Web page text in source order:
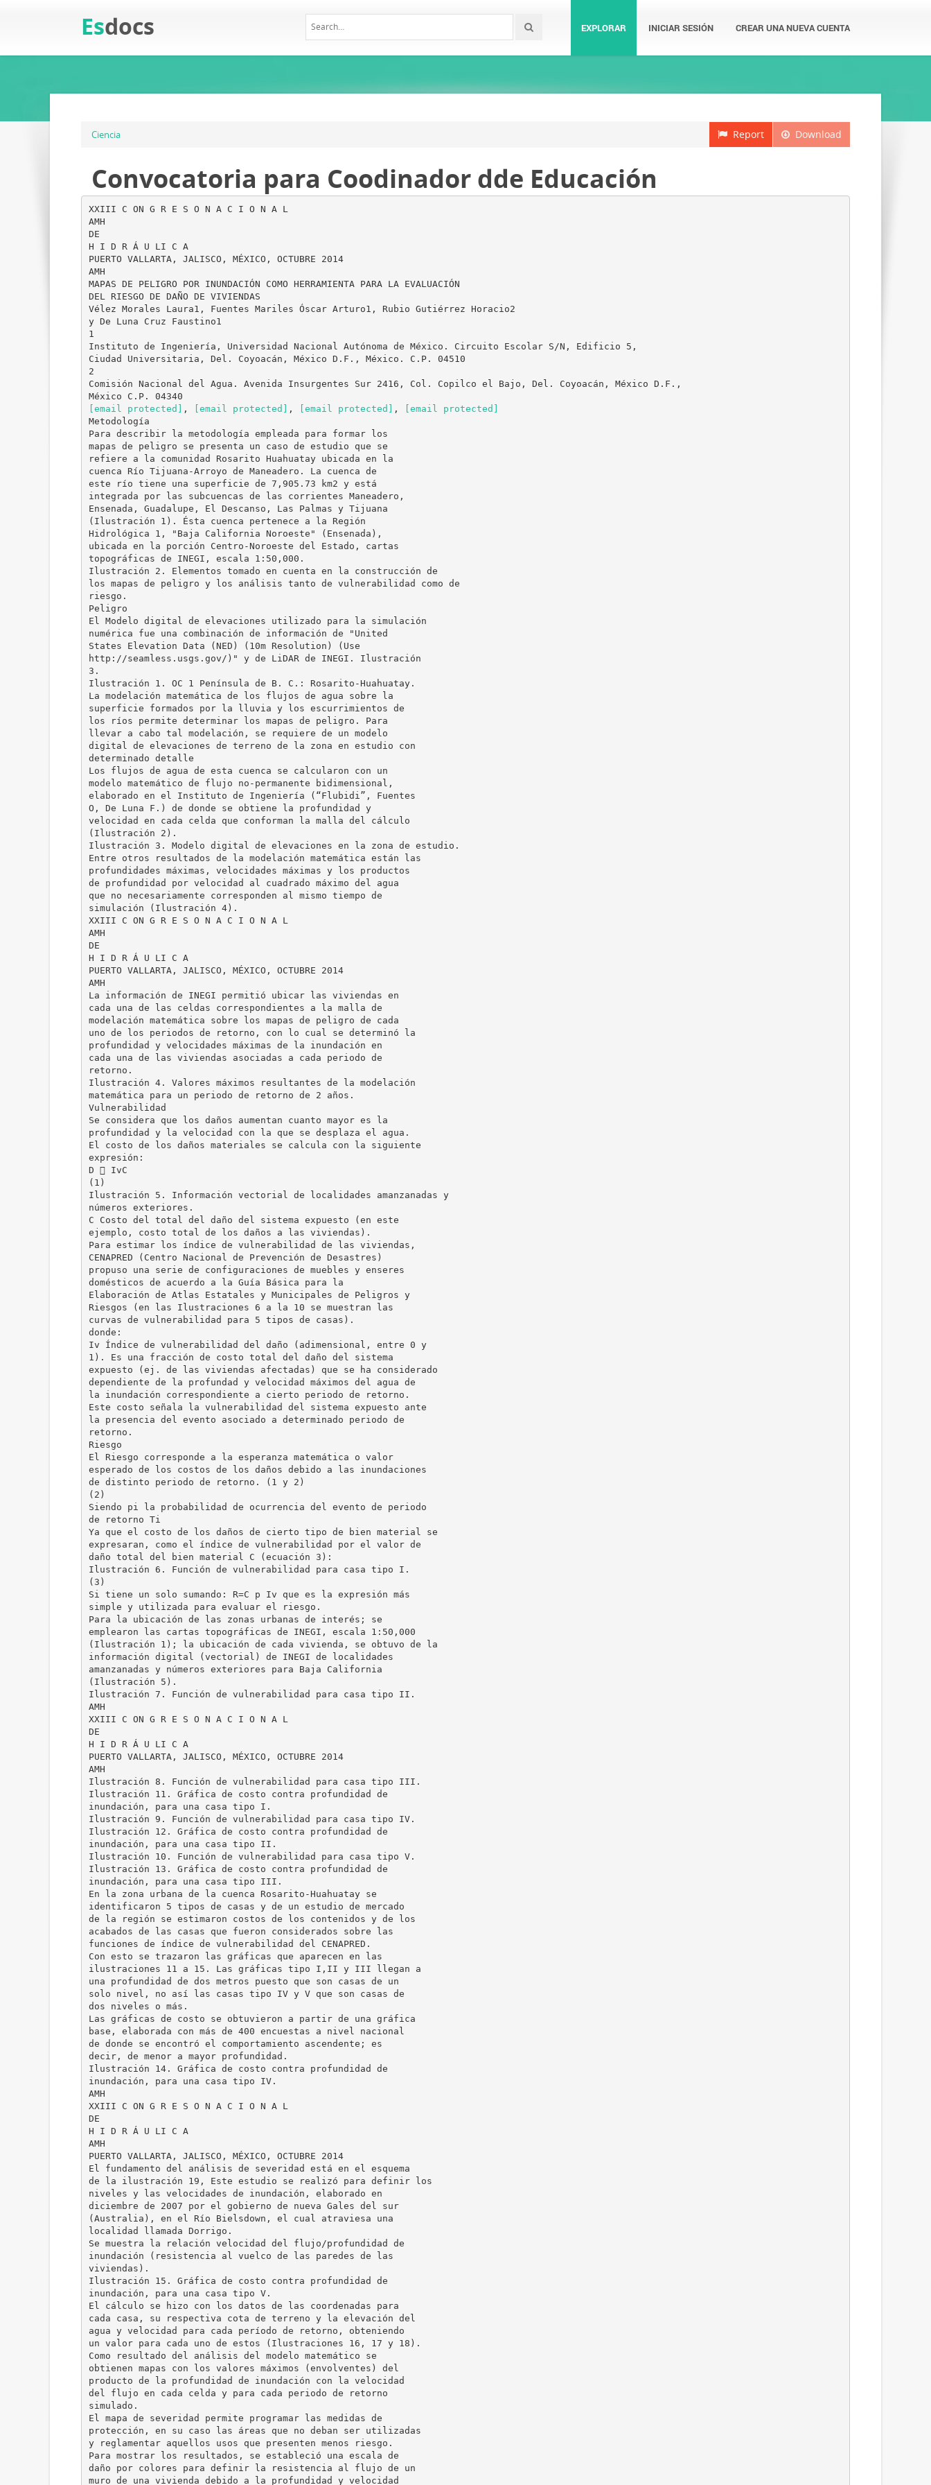
Esdocs EXPLORAR INICIAR SESIÓN CREAR UNA NUEVA CUENTA
Download
Report
Ciencia
Convocatoria para Coodinador dde Educación
XXIII C ON G R E S O N A C I O N A L
AMH
DE
H I D R Á U LI C A
PUERTO VALLARTA, JALISCO, MÉXICO, OCTUBRE 2014
AMH
MAPAS DE PELIGRO POR INUNDACIÓN COMO HERRAMIENTA PARA LA EVALUACIÓN
DEL RIESGO DE DAÑO DE VIVIENDAS
Vélez Morales Laura1, Fuentes Mariles Óscar Arturo1, Rubio Gutiérrez Horacio2
y De Luna Cruz Faustino1
1
Instituto de Ingeniería, Universidad Nacional Autónoma de México. Circuito Escolar S/N, Edificio 5,
Ciudad Universitaria, Del. Coyoacán, México D.F., México. C.P. 04510
2
Comisión Nacional del Agua. Avenida Insurgentes Sur 2416, Col. Copilco el Bajo, Del. Coyoacán, México D.F.,
[email protected] , [email protected] , [email protected] , [email protected]